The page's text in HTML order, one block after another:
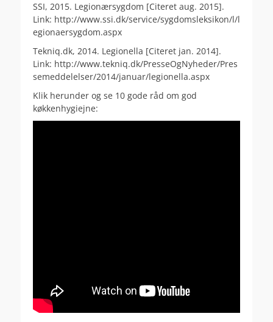
SSI, 2015. Legionærsygdom [Citeret aug. 2015].
Link: http://www.ssi.dk/service/sygdomsleksikon/l/l
egionaersygdom.aspx
Tekniq.dk, 2014. Legionella [Citeret jan. 2014].
Link: http://www.tekniq.dk/PresseOgNyheder/Pres
semeddelelser/2014/januar/legionella.aspx
Klik herunder og se 10 gode råd om god
køkkenhygiejne: